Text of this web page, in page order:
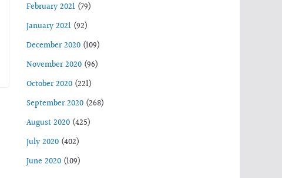
February 2021 (79)
January 2021 (92)
December 2020 (109)
November 2020 (96)
October 2020 (221)
September 2020 (268)
August 2020 (425)
July 2020 (402)
June 2020 (109)